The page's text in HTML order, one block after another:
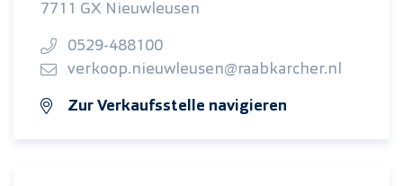
7711 GX Nieuwleusen
0529-488100
verkoop.nieuwleusen@raabkarcher.nl
Zur Verkaufsstelle navigieren